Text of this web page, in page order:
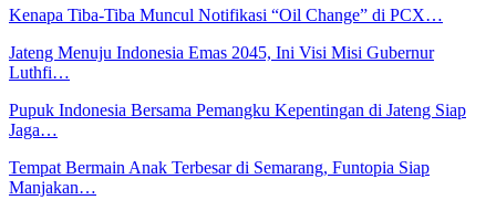
Kenapa Tiba-Tiba Muncul Notifikasi “Oil Change” di PCX…
Jateng Menuju Indonesia Emas 2045, Ini Visi Misi Gubernur
Luthfi…
Pupuk Indonesia Bersama Pemangku Kepentingan di Jateng Siap
Jaga…
Tempat Bermain Anak Terbesar di Semarang, Funtopia Siap
Manjakan…